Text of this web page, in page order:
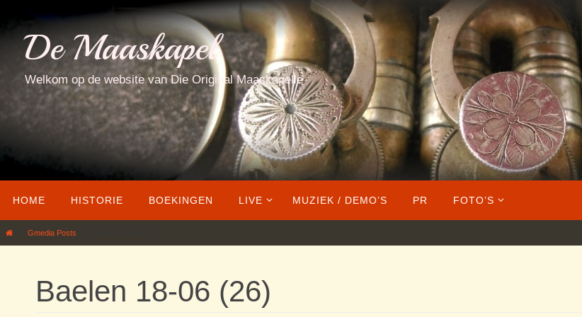
inhoudDe Maaskapel
Welkom op de website van Die Original Maaskapelle
naar
de
HOME HISTORIE BOEKINGEN LIVE MUZIEK / DEMO’S PR FOTO’S
HomeGmedia Posts
Baelen 18-06 (26)